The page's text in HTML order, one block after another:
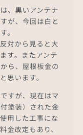
、黒いアンテナ
が、今回は白と
。
対から見ると大
す。またアンテ
ら、屋根板金の
思います。
すが、現在はマ
塗装）された金
用した工事にな
金改定もあり、